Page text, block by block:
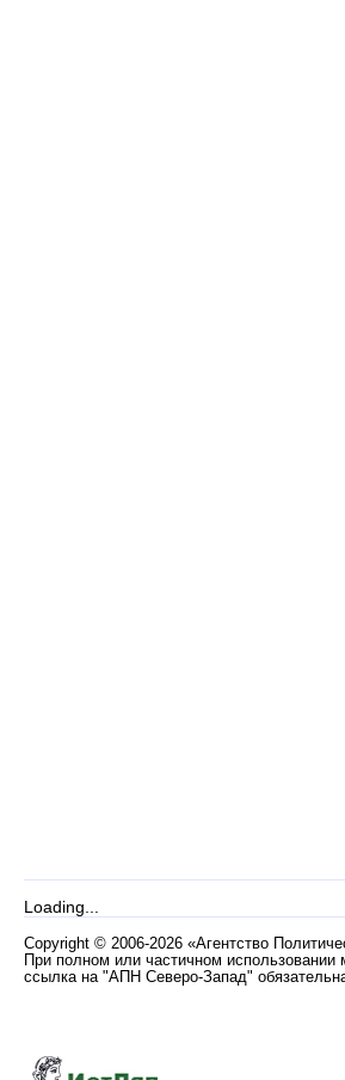
Loading...
Copyright © 2006-2026 «Агентство
При полном или частичном использовании
ссылка на "АПН Северо-Запад"